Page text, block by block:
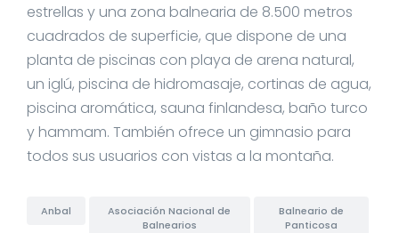
estrellas y una zona balnearia de 8.500 metros
cuadrados de superficie, que dispone de una
planta de piscinas con playa de arena natural,
un iglú, piscina de hidromasaje, cortinas de agua,
piscina aromática, sauna finlandesa, baño turco
y hammam. También ofrece un gimnasio para
todos sus usuarios con vistas a la montaña.
Anbal
Asociación Nacional de
Balnearios
Balneario de
Panticosa